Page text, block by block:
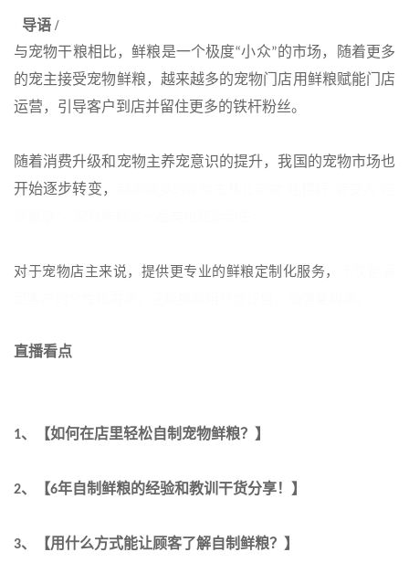
导语 /
与宠物干粮相比，鲜粮是一个极度“小众”的市场，随着更多
的宠主接受宠物鲜粮，越来越多的宠物门店用鲜粮赋能门店
运营，引导客户到店并留住更多的铁杆粉丝。
随着消费升级和宠物主养宠意识的提升，我国的宠物市场也
开始逐步转变，
对于宠物店主来说，提供更专业的鲜粮定制化服务，
直播看点
1、【如何在店里轻松自制宠物鲜粮？】
2、【6年自制鲜粮的经验和教训干货分享！】
3、【用什么方式能让顾客了解自制鲜粮？】